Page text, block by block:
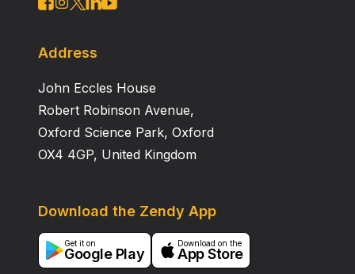
Address
John Eccles House
Robert Robinson Avenue,
Oxford Science Park, Oxford
OX4 4GP, United Kingdom
Download the Zendy App
Get it on
Google Play
Download on the
App Store